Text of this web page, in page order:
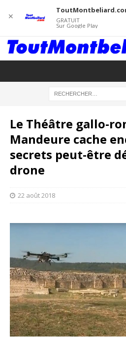
Le Théâtre gallo-
Mandeure cache
secrets peut-être
drone
22 août 2018
✕ GRATUIT
Sur Google Play